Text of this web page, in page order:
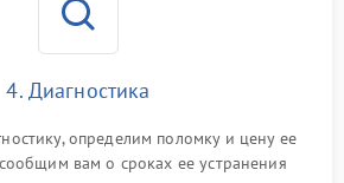
4. Диагностика
определим поломку и цену ее
вам о сроках ее устранения